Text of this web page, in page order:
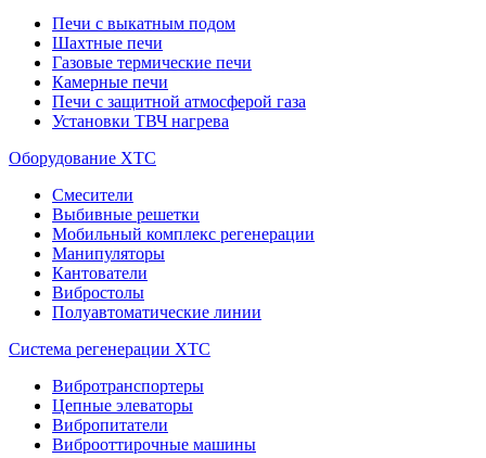
Печи с выкатным подом
Шахтные печи
Газовые термические печи
Камерные печи
Печи с защитной атмосферой газа
Установки ТВЧ нагрева
Оборудование ХТС
Смесители
Выбивные решетки
Мобильный комплекс регенерации
Манипуляторы
Кантователи
Вибростолы
Полуавтоматические линии
Система регенерации ХТС
Вибротранспортеры
Цепные элеваторы
Вибропитатели
Виброоттирочные машины